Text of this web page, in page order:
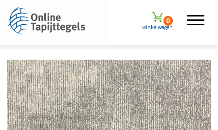
winkelwagen
0